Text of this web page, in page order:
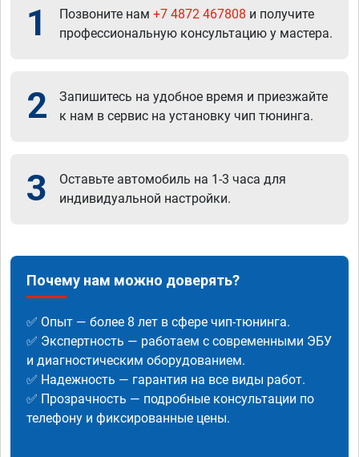
1 Позвоните нам +7 4872 467808 и получите
профессиональную консультацию у мастера.
2
Запишитесь на удобное время и приезжайте
к нам в сервис на установку чип тюнинга.
3
Оставьте автомобиль на 1-3 часа для
индивидуальной настройки.
Почему нам можно доверять?
✅ Опыт — более 8 лет в сфере чип-тюнинга.
✅ Экспертность — работаем с современными ЭБУ
и диагностическим оборудованием.
✅ Надежность — гарантия на все виды работ.
✅ Прозрачность — подробные консультации по
телефону и фиксированные цены.